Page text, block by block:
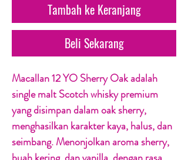
Tambah ke Keranjang
Beli Sekarang
Macallan 12 YO Sherry Oak adalah
single malt Scotch whisky premium
yang disimpan dalam oak sherry,
menghasilkan karakter kaya, halus, dan
seimbang. Menonjolkan aroma sherry,